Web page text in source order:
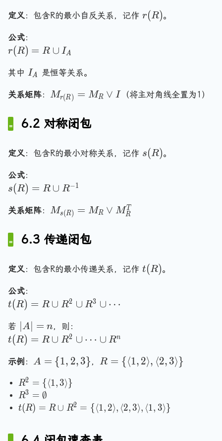
\
o
\
a
n
g
x
z
\
r
n
g
\
i
R
\l
n
d
a
n
gl
a,
\
r
a
gl
e
n
R
a
d
\l
n
gl
b,
\
r
a
gl
2
g
\
r
n
gl
\
id
a
n
gl
e
a,
b
\
r
a
n
gl
\i
R
\
T
1
=
R
1
=
S
{
1
\
ci
R
{
-
}
定义：包含R的最小自反关系，记作 r
r(R)。
公式：
r(
)
R
c
u
p
I
_
A
r(R) = R ∪ IA
其中 I
A
IA 是恒等关系。
关系矩阵： M
{r
(
)}
_
\l
I
Mr(R) = MR ∨ I （将主对角线全置为1）
6.2 对称闭包
定义：包含R的最小对称关系，记作 s
s(R)。
公式：
s(
)
R
\
u
R
^
{
-
1
}
s(R) = R ∪ R−1
关系矩阵： M
{s
(
)}
_
\l
or
_
R
^
T
Ms(R) = MR ∨ MR
T
6.3 传递闭包
定义：包含R的最小传递关系，记作 t
t(R)。
公式：
t(
)
=
\
u
p
R
2
t(R) = R ∪ R2 ∪ R3 ∪ ⋯
若 |
A
=
A = n，则：
t(
)
R
\
c
p
t(R) = R ∪ R2 ∪ ⋯ ∪ Rn
示例 ： A
\
{
1
2
A = {1, 2, 3} ，R
\
a
R = { ⟨1, 2⟩, ⟨2, 3⟩ }
R
^
2
=
R2 = { ⟨1, 3⟩}
R
^
R3 = ∅
t(
t(R) = R ∪ R2 = { ⟨1, 2⟩, ⟨2, 3⟩, ⟨1, 3⟩}